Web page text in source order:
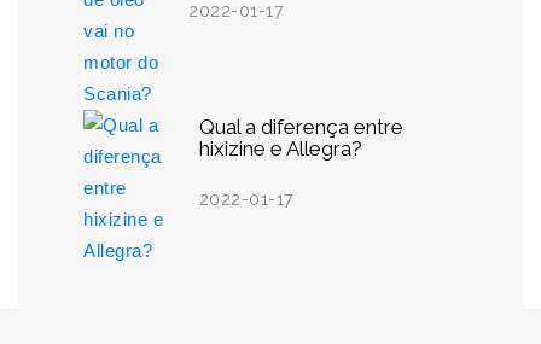
2022-01-17
Qual a diferença entre
hixizine e Allegra?
2022-01-17